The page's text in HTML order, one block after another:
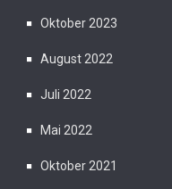
Oktober 2023
August 2022
Juli 2022
Mai 2022
Oktober 2021